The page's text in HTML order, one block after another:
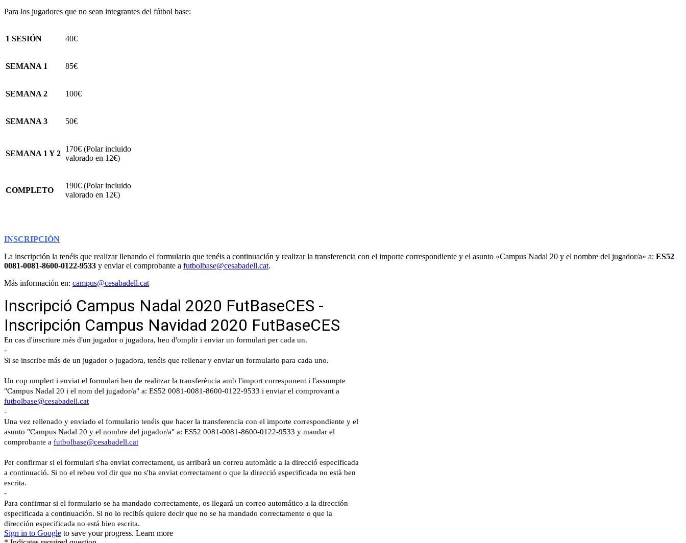
Para los jugadores que no sean integrantes del fútbol base:
1 SESIÓN 40€
SEMANA 1 85€
SEMANA 2 100€
SEMANA 3 50€
SEMANA 1 Y 2
170€ (Polar incluido
valorado en 12€)
COMPLETO
190€ (Polar incluido
valorado en 12€)
INSCRIPCIÓN
La inscripción la tenéis que realizar llenando el formulario que tenéis a continuación y realizar la transferencia con el importe correspondiente y el asunto «Campus Nadal 20 y el nombre del jugador/a» a: ES52
0081-0081-8600-0122-9533 y enviar el comprobante a futbolbase@cesabadell.cat.
Más información en: campus@cesabadell.cat